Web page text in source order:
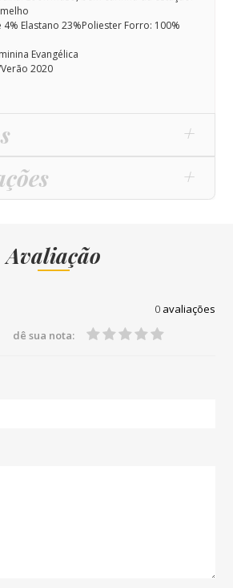
4% Elastano 23%Poliester Forro: 100%
Evangélica
2020
Avaliação
0avaliações
dê sua nota: